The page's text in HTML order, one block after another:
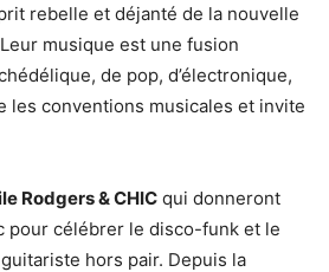
rebelle et déjanté de la nouvelle
musique est une fusion
de pop, d’électronique,
les conventions musicales et invite
Rodgers & CHIC qui donneront
pour célébrer le disco-funk et le
hors pair. Depuis la